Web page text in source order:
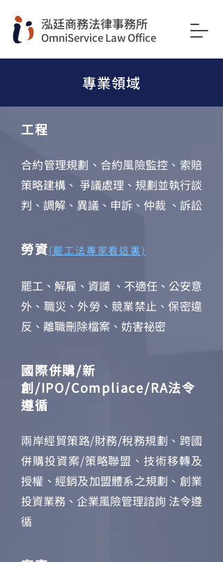
​泓廷商務法律事務所
OmniService Law Office
​專業領域
工程
合約管理規劃、合約風險監控、索賠
策略建構、 爭議處理、規劃並執行談
判、調解、異議、申訴、仲裁 、訴訟
勞資(罷工法專家看這裏)
罷工、解雇、資譴 、不適任、公安意
外、職災、外勞、競業禁止、保密違
反、離職刪除檔案、妨害祕密
國際併購/新
創/IPO/Compliace/RA法令
遵循
兩岸經貿策路/財務/稅務規劃、跨國
併購投資案/策略聯盟、技術移轉及
授權、經銷及加盟體系之規劃、創業
投資業務、企業風險管理諮詢 法令遵
循